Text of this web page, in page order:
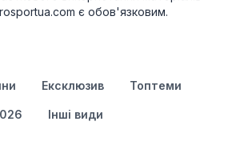
є обов'язковим.
Ексклюзив Топтеми
Інші види